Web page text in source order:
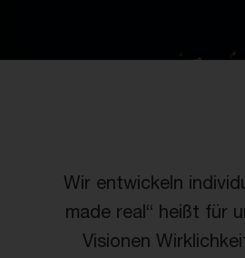
Wir entwickeln
made real“ heißt für
Visionen